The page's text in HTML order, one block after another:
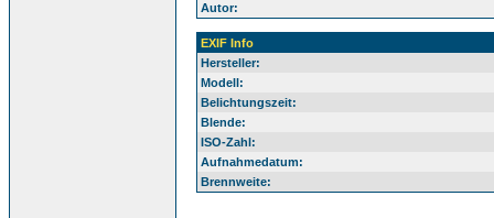
Autor:
EXIF Info
Hersteller:
Modell:
Belichtungszeit:
Blende:
ISO-Zahl:
Aufnahmedatum:
Brennweite: